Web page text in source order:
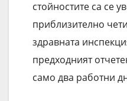
стойностите са се
приблизително
здравната
предходният
само два работни